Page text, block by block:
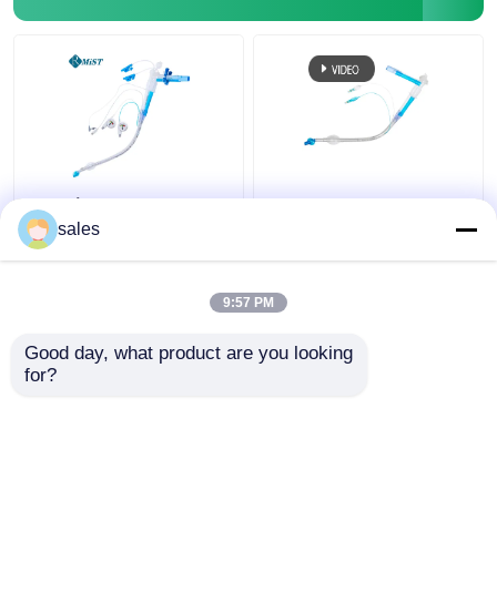
Διπλή κάννουλα
τραχειών σωλήνων
Cuffed Tracheostomy
ODM βρογχικός
sales
9:57 PM
Good day, what product are you looking
for?